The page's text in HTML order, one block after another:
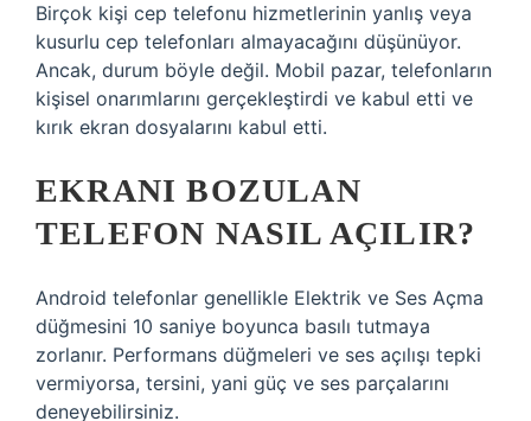
Birçok kişi cep telefonu hizmetlerinin yanlış veya
kusurlu cep telefonları almayacağını düşünüyor.
Ancak, durum böyle değil. Mobil pazar, telefonların
kişisel onarımlarını gerçekleştirdi ve kabul etti ve
kırık ekran dosyalarını kabul etti.
EKRANI BOZULAN
TELEFON NASIL AÇILIR?
Android telefonlar genellikle Elektrik ve Ses Açma
düğmesini 10 saniye boyunca basılı tutmaya
zorlanır. Performans düğmeleri ve ses açılışı tepki
vermiyorsa, tersini, yani güç ve ses parçalarını
deneyebilirsiniz.